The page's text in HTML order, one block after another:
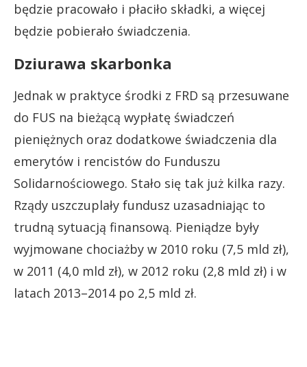
będzie pracowało i płaciło składki, a więcej
będzie pobierało świadczenia.
Dziurawa skarbonka
Jednak w praktyce środki z FRD są przesuwane
do FUS na bieżącą wypłatę świadczeń
pieniężnych oraz dodatkowe świadczenia dla
emerytów i rencistów do Funduszu
Solidarnościowego. Stało się tak już kilka razy.
Rządy uszczuplały fundusz uzasadniając to
trudną sytuacją finansową. Pieniądze były
wyjmowane chociażby w 2010 roku (7,5 mld zł),
w 2011 (4,0 mld zł), w 2012 roku (2,8 mld zł) i w
latach 2013–2014 po 2,5 mld zł.